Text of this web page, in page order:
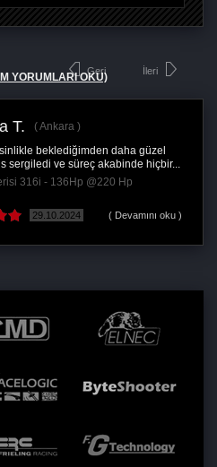
YORUMLARI OKU)
Geri
T.
Ankara
beklediğimden daha güzel
sergiledi ve süreç akabinde hiçbir...
316i - 136Hp @220 Hp
29.10.2024 ( Devamını oku )
İleri